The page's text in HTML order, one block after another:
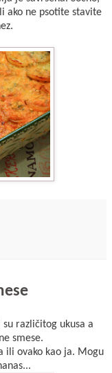
ako ne psotite stavite
različitog ukusa a
smese.
ili ovako kao ja. Mogu